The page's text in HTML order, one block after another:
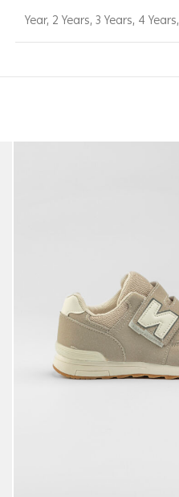
, 2 Years,3 Years, 4 Years,